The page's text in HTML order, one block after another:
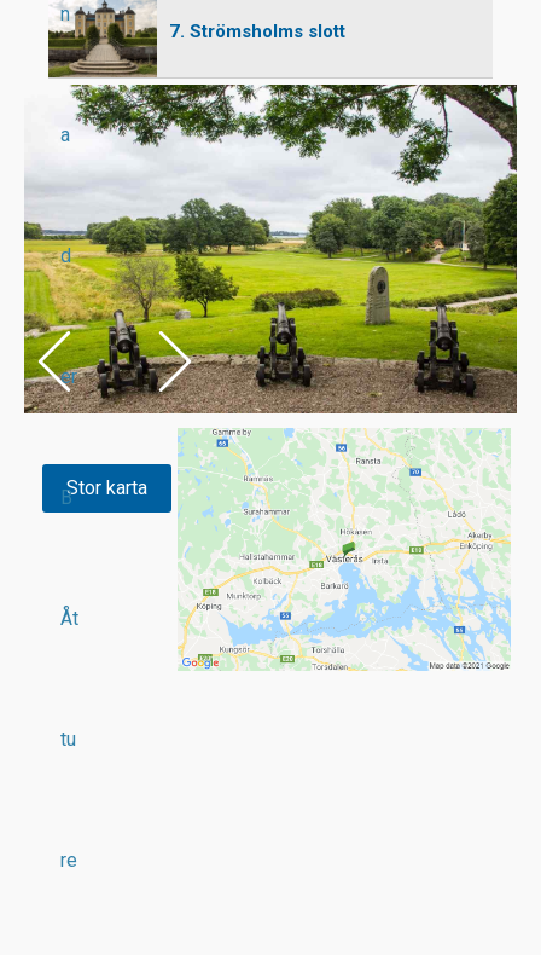
n
a
d
er
B
Åt
tu
re
7. Strömsholms slott
Stor karta